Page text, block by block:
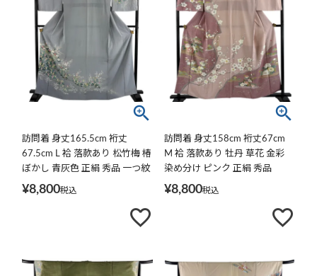
訪問着 身丈165.5cm 裄丈
67.5cm L 袷 落款あり 松竹梅 椿
ぼかし 青灰色 正絹 秀品 一つ紋
¥8,800税込
訪問着 身丈158cm 裄丈67cm
M 袷 落款あり 牡丹 草花 金彩
染め分け ピンク 正絹 秀品
¥8,800税込